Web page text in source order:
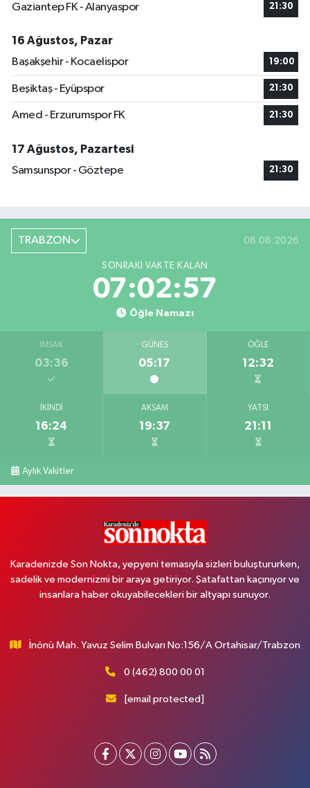
Gaziantep FK - Alanyaspor 21:30
16 Ağustos, Pazar
Başakşehir - Kocaelispor
19:00
Beşiktaş - Eyüpspor 21:30
Amed - Erzurumspor FK 21:30
17 Ağustos, Pazartesi
Samsunspor - Göztepe
21:30
TRABZON 08.08.2026
SONRAKI VAKTE KALAN
07:02:57
Öğle Namazı
İMSAK
03:36
GÜNEŞ
05:17
ÖĞLE
12:32
İKINDI
16:24
AKŞAM
19:37
YATSI
21:11
Aylık Vakitler
Karadenizde Son Nokta, yepyeni temasıyla sizleri buluştururken,
sadelik ve modernizmi bir araya getiriyor. Şatafattan kaçınıyor ve
insanlara haber okuyabilecekleri bir altyapı sunuyor.
İnönü Mah. Yavuz Selim Bulvarı No:156/A Ortahisar/Trabzon
0 (462) 800 00 01
[email protected]